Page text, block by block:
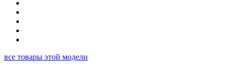
все товары этой модели